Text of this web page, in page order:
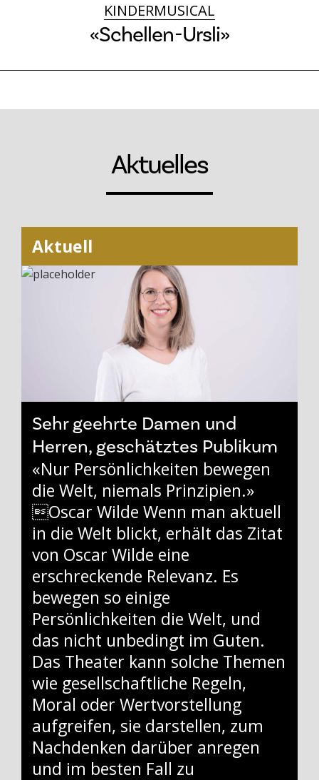
KINDERMUSICAL
«Schellen-Ursli»
Aktuelles
Aktuell
Sehr geehrte Damen und
Herren, geschätztes Publikum
«Nur Persönlichkeiten bewegen
die Welt, niemals Prinzipien.»
Oscar Wilde Wenn man aktuell
in die Welt blickt, erhält das Zitat
von ­Oscar Wilde eine
erschreckende Relevanz. Es
bewegen so einige
Persönlichkeiten die Welt, und
das nicht unbedingt im Guten.
Das Theater kann solche Themen
wie gesellschaftliche Regeln,
Moral oder Wertvorstellung
aufgreifen, sie darstellen, zum
Nachdenken darüber anregen
und im besten Fall zu